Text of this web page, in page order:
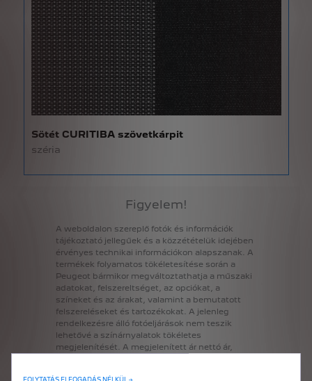
Sötét CURITIBA szövetkárpit
széria
Figyelem!
A weboldalon szereplő fotók és információk
tájékoztató jellegűek és a közzétételük idejében
érvényes technikai információkon alapszanak.
A
termékek folyamatos tökéletesítése során a
Peugeot bármikor megváltoztathatja a műszaki
adatokat,
felszereltséget, az opciókat,
a
színeket és az árakat, valamint a bemutatott
felszereléseket és tartozékokat. A jelenleg
rendelkezésre álló fotóeljárások nem teszik
lehetővé a színárnyalatok tökéletes
megjelenítését.
A megjelenített ár nettó ár,
FOLYTATÁS ELFOGADÁS NÉLKÜL →